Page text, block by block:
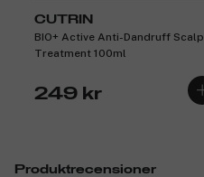
CUTRIN
BIO+ Active Anti-Dandruff Scalp
Treatment 100ml
249 kr
Produktrecensioner